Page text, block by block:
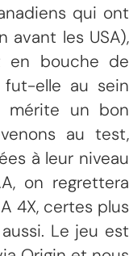
qui ont
les USA),
en bouche de
elle au sein
mérite un bon
au test,
à leur niveau
on regrettera
4X, certes plus
Le jeu est